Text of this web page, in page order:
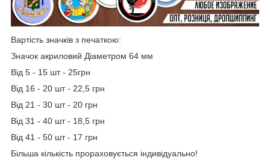
Вартість значків з печаткою:
Значок акриловий Діаметром 64 мм
Від 5 - 15 шт - 25грн
Від 16 - 20 шт - 22,5 грн
Від 21 - 30 шт - 20 грн
Від 31 - 40 шт - 18,5 грн
Від 41 - 50 шт - 17 грн
Більша кількість прораховується індивідуально!